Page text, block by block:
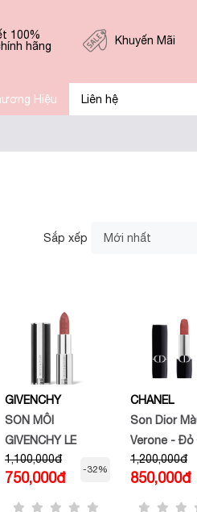
100%
hãng
Khuyến Mãi
Hiệu Liên hệ
Sắp xếp
GIVENCHY
SON MÔI
GIVENCHY LE
ROUGE INTERDIT
INTENSE SILK
#N116 NUDE BOISÉ
1,100,000đ
750,000đ
-32%
CHANEL
Son Dior
Verone -
Velvet Finish
1,200,000đ
850,000đ